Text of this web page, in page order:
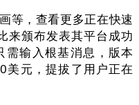
，查看更多正在快速
来颁布发表其平台成功
需输入根基消息，版本
美元，提拔了用户正在